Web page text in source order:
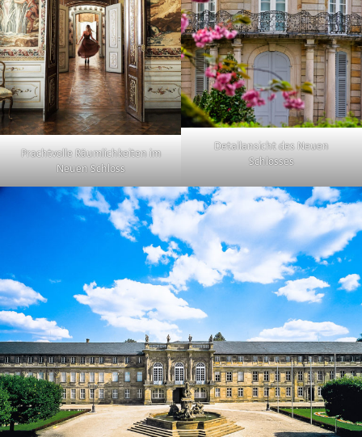
Prachtvolle Räumlichkeiten im
Neuen Schloss
Detailansicht des Neuen
Schlosses